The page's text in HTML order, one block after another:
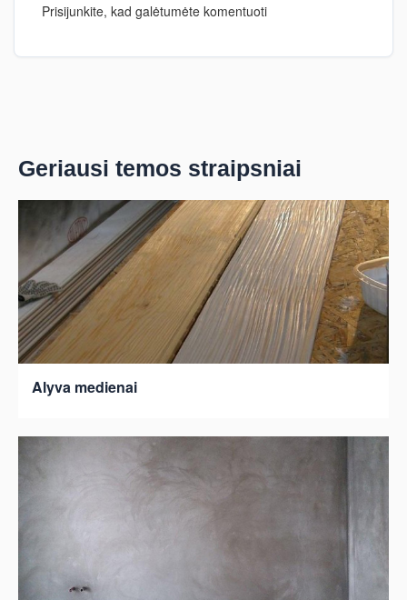
Prisijunkite, kad galėtumėte komentuoti
Geriausi temos straipsniai
Alyva medienai